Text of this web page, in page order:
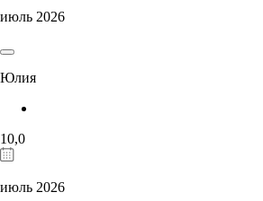
июль 2026
Юлия
10,0
июль 2026